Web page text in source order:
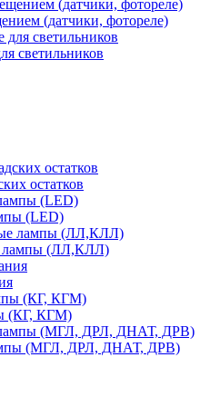
(датчики, фотореле)
светильников
остатков
(LED)
лампы (ЛЛ,КЛЛ)
(КГ, КГМ)
(МГЛ, ДРЛ, ДНАТ, ДРВ)